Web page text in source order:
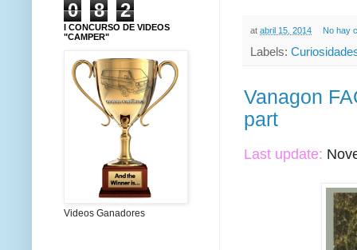
at abril 15, 2014 No hay
Labels:
Vanagon
part
Last update:
0 8 2
I CONCURSO DE VIDEOS
"CAMPER"
Videos Ganadores